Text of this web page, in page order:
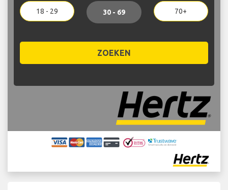
18 - 29 30 - 69 70+
ZOEKEN